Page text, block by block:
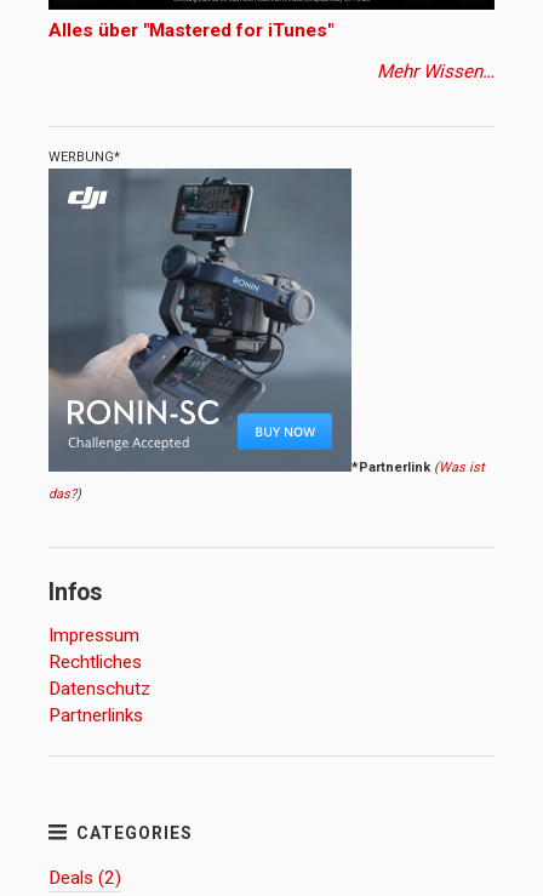
Alles über "Mastered for iTunes"
Mehr Wissen…
WERBUNG*
*Partnerlink (Was ist
das?)
Infos
Impressum
Rechtliches
Datenschutz
Partnerlinks
Deals (2)